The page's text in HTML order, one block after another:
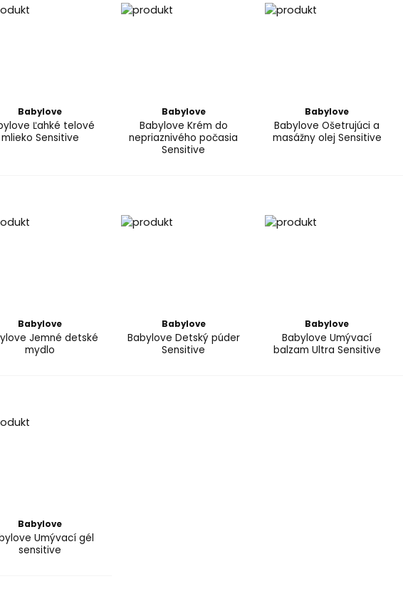
Babylove
Ľahké telové
mlieko Sensitive
Babylove
Babylove Krém do
nepriaznivého počasia
Sensitive
Babylove
Babylove Ošetrujúci a
masážny olej Sensitive
Babylove
Jemné detské
mydlo
Babylove
Babylove Detský púder
Sensitive
Babylove
Babylove Umývací
balzam Ultra Sensitive
Babylove
Umývací gél
sensitive